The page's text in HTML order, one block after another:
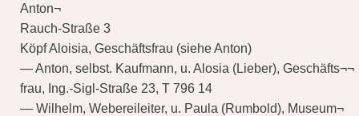
Anton¬
Rauch-Straße 3
Köpf Aloisia, Geschäftsfrau (siehe Anton)
— Anton, selbst. Kaufmann, u. Alosia (Lieber), Geschäfts¬¬
frau, Ing.-Sigl-Straße 23, T 796 14
— Wilhelm, Webereileiter, u. Paula (Rumbold), Museum¬